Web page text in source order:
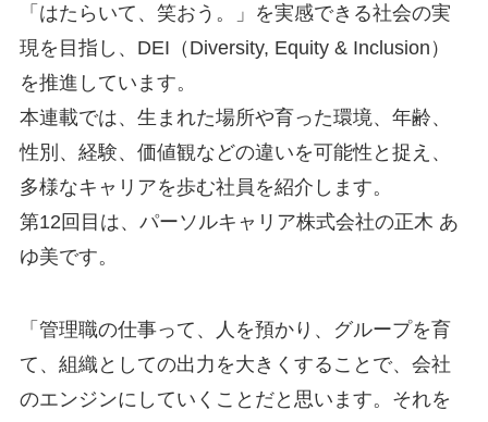
「はたらいて、笑おう。」を実感できる社会の実
現を目指し、DEI（Diversity, Equity & Inclusion）
を推進しています。
本連載では、生まれた場所や育った環境、年齢、
性別、経験、価値観などの違いを可能性と捉え、
多様なキャリアを歩む社員を紹介します。
第12回目は、パーソルキャリア株式会社の正木 あ
ゆ美です。
「管理職の仕事って、人を預かり、グループを育
て、組織としての出力を大きくすることで、会社
のエンジンにしていくことだと思います。それを